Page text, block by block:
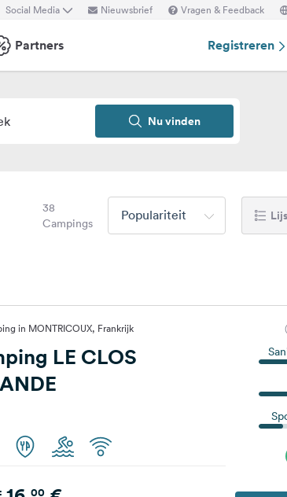
Social Media Nieuwsbrief Vragen & Feedback
Partners Registreren
Nu vinden
38
Campings
Populariteit
in MONTRICOUX, Frankrijk
LE CLOS
00